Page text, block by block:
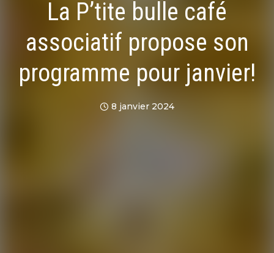
La P’tite bulle café
associatif propose son
programme pour janvier!
8 janvier 2024